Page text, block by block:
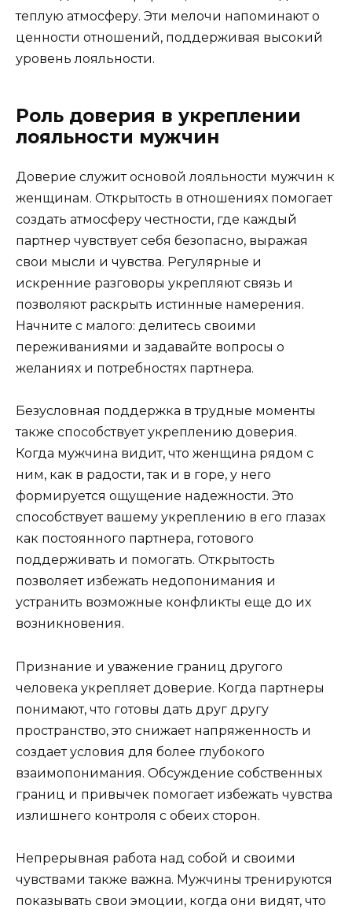
теплую атмосферу. Эти мелочи напоминают о
ценности отношений, поддерживая высокий
уровень лояльности.
Роль доверия в укреплении
лояльности мужчин
Доверие служит основой лояльности мужчин к
женщинам. Открытость в отношениях помогает
создать атмосферу честности, где каждый
партнер чувствует себя безопасно, выражая
свои мысли и чувства. Регулярные и
искренние разговоры укрепляют связь и
позволяют раскрыть истинные намерения.
Начните с малого: делитесь своими
переживаниями и задавайте вопросы о
желаниях и потребностях партнера.
Безусловная поддержка в трудные моменты
также способствует укреплению доверия.
Когда мужчина видит, что женщина рядом с
ним, как в радости, так и в горе, у него
формируется ощущение надежности. Это
способствует вашему укреплению в его глазах
как постоянного партнера, готового
поддерживать и помогать. Открытость
позволяет избежать недопонимания и
устранить возможные конфликты еще до их
возникновения.
Признание и уважение границ другого
человека укрепляет доверие. Когда партнеры
понимают, что готовы дать друг другу
пространство, это снижает напряженность и
создает условия для более глубокого
взаимопонимания. Обсуждение собственных
границ и привычек помогает избежать чувства
излишнего контроля с обеих сторон.
Непрерывная работа над собой и своими
чувствами также важна. Мужчины тренируются
показывать свои эмоции, когда они видят, что